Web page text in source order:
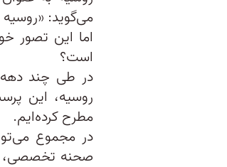
می‌گوید:
اما این تصور
است؟
در طی چند
روسیه، این
مطرح کرده‌ایم.
در مجموع
صحنه تخصصی،